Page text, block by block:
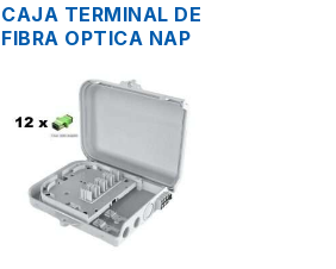
CAJA TERMINAL DE
FIBRA OPTICA NAP
ADAPTADORES SC-
APC + 12 TUBILLOS
OUTDOOR